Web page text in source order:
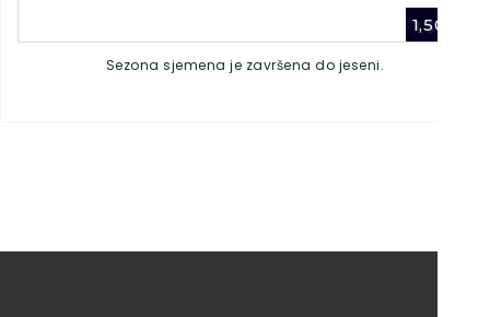
1,50
Sezona sjemena je završena do jeseni.